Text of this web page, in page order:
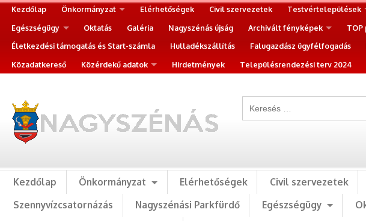
Kezdőlap Önkormányzat Elérhetőségek Civil szervezetek Testvértelepülések
Egészségügy
Oktatás Galéria Nagyszénás újság Archivált fényképek
Életkezdési támogatás és Start-számla
Hulladékszállítás Falugazdász ügyfélfogadás
Közadatkereső
Közérdekű adatok Hirdetmények Településrendezési terv 2024
Kezdőlap Önkormányzat Elérhetőségek Civil szervezetek
Szennyvízcsatornázás
Nagyszénási Parkfürdő Egészségügy